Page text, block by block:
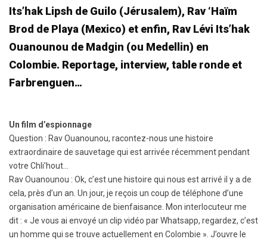
Its’hak Lipsh de Guilo (Jérusalem), Rav ‘Haïm
Brod de Playa (Mexico) et enfin, Rav Lévi Its’hak
Ouanounou de Madgin (ou Medellin) en
Colombie. Reportage, interview, table ronde et
Farbrenguen…
Un film d’espionnage
Question : Rav Ouanounou, racontez-nous une histoire
extraordinaire de sauvetage qui est arrivée récemment pendant
votre Chli’hout…
Rav Ouanounou : Ok, c’est une histoire qui nous est arrivé il y a de
cela, près d’un an. Un jour, je reçois un coup de téléphone d’une
organisation américaine de bienfaisance. Mon interlocuteur me
dit : « Je vous ai envoyé un clip vidéo par Whatsapp, regardez, c’est
un homme qui se trouve actuellement en Colombie ». J’ouvre le